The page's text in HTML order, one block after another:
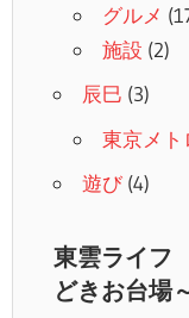
グルメ
施設 (2)
辰巳 (3)
東京メト
遊び(4)
東雲ライフ
どきお台場